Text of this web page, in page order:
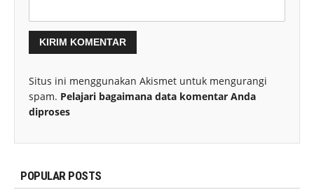
Situs ini menggunakan Akismet untuk mengurangi
spam. Pelajari bagaimana data komentar Anda
diproses
POPULAR POSTS